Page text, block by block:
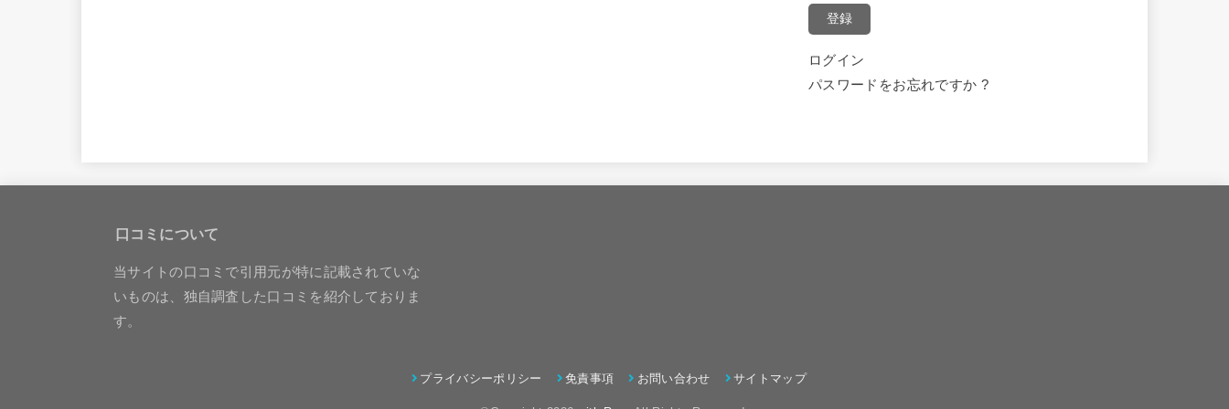
登録
ログイン
パスワードをお忘れですか ?
口コミについて
当サイトの口コミで引用元が特に記載されていな
いものは、独自調査した口コミを紹介しておりま
す。
プライバシーポリシー 免責事項 お問い合わせ サイトマップ